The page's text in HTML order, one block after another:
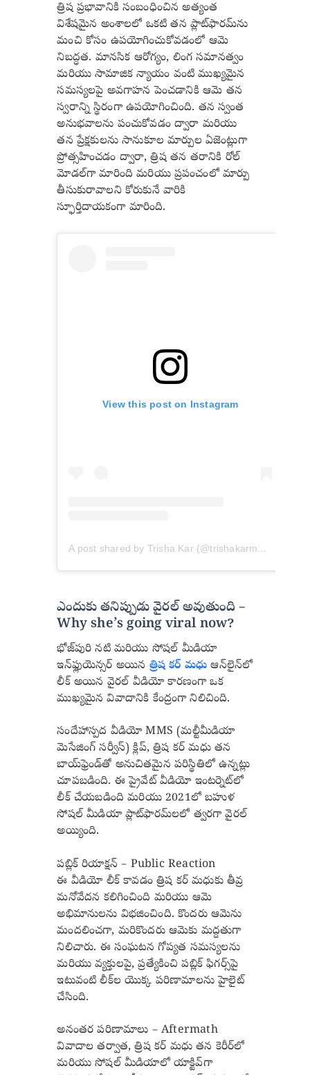
త్రిష ప్రభావానికి సంబంధించిన అత్యంత
విశేషమైన అంశాలలో ఒకటి తన ప్లాట్‌ఫారమ్‌ను
మంచి కోసం ఉపయోగించుకోవడంలో ఆమె
నిబద్ధత. మానసిక ఆరోగ్యం, లింగ సమానత్వం
మరియు సామాజిక న్యాయం వంటి ముఖ్యమైన
సమస్యలపై అవగాహన పెంచడానికి ఆమె తన
స్వరాన్ని స్థిరంగా ఉపయోగించింది. తన స్వంత
అనుభవాలను పంచుకోవడం ద్వారా మరియు
తన ప్రేక్షకులను సానుకూల మార్పుల ఏజెంట్లుగా
ప్రోత్సహించడం ద్వారా, త్రిష తన తరానికి రోల్
మోడల్‌గా మారింది మరియు ప్రపంచంలో మార్పు
తీసుకురావాలని కోరుకునే వారికి
స్ఫూర్తిదాయకంగా మారింది.
View this post on Instagram
A post shared by Trisha Kar (@trishakarmadhuofficial)
ఎందుకు తనిప్పుడు వైరల్ అవుతుంది –
Why she’s going viral now?
భోజ్‌పురి నటి మరియు సోషల్ మీడియా
ఇన్‌ఫ్లుయెన్సర్ అయిన త్రిష కర్ మధు ఆన్‌లైన్‌లో
లీక్ అయిన వైరల్ వీడియో కారణంగా ఒక
ముఖ్యమైన వివాదానికి కేంద్రంగా నిలిచింది.
సందేహాస్పద వీడియో MMS (మల్టీమీడియా
మెసేజింగ్ సర్వీస్) క్లిప్, త్రిష కర్ మధు తన
బాయ్‌ఫ్రెండ్‌తో అనుచితమైన పరిస్థితిలో ఉన్నట్లు
చూపబడింది. ఈ ప్రైవేట్ వీడియో ఇంటర్నెట్‌లో
లీక్ చేయబడింది మరియు 2021లో బహుళ
సోషల్ మీడియా ప్లాట్‌ఫారమ్‌లలో త్వరగా వైరల్
అయ్యింది.
పబ్లిక్ రియాక్షన్ – Public Reaction
ఈ వీడియో లీక్ కావడం త్రిష కర్ మధుకు తీవ్ర
మనోవేదన కలిగించింది మరియు ఆమె
అభిమానులను విభజించింది. కొందరు ఆమెను
మందలించగా, మరికొందరు ఆమెకు మద్దతుగా
నిలిచారు. ఈ సంఘటన గోప్యత సమస్యలను
మరియు వ్యక్తులపై, ప్రత్యేకించి పబ్లిక్ ఫిగర్స్‌పై
ఇటువంటి లీక్‌ల యొక్క పరిణామాలను హైలైట్
చేసింది.
అనంతర పరిణామాలు – Aftermath
వివాదాల తర్వాత, త్రిష కర్ మధు తన కెరీర్‌లో
మరియు సోషల్ మీడియాలో యాక్టివ్‌గా